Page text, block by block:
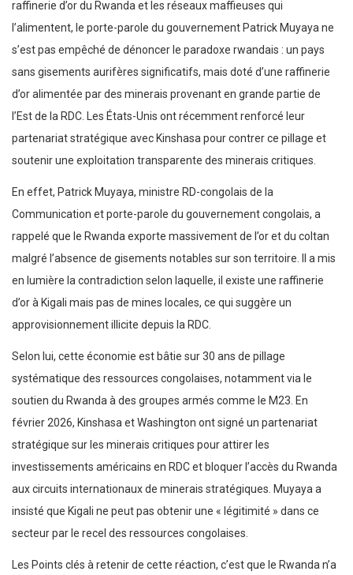
raffinerie d’or du Rwanda et les réseaux maffieuses qui
l’alimentent, le porte-parole du gouvernement Patrick Muyaya ne
s’est pas empêché de dénoncer le paradoxe rwandais : un pays
sans gisements aurifères significatifs, mais doté d’une raffinerie
d’or alimentée par des minerais provenant en grande partie de
l’Est de la RDC. Les États-Unis ont récemment renforcé leur
partenariat stratégique avec Kinshasa pour contrer ce pillage et
soutenir une exploitation transparente des minerais critiques.
En effet, Patrick Muyaya, ministre RD-congolais de la
Communication et porte-parole du gouvernement congolais, a
rappelé que le Rwanda exporte massivement de l’or et du coltan
malgré l’absence de gisements notables sur son territoire. Il a mis
en lumière la contradiction selon laquelle, il existe une raffinerie
d’or à Kigali mais pas de mines locales, ce qui suggère un
approvisionnement illicite depuis la RDC.
Selon lui, cette économie est bâtie sur 30 ans de pillage
systématique des ressources congolaises, notamment via le
soutien du Rwanda à des groupes armés comme le M23. En
février 2026, Kinshasa et Washington ont signé un partenariat
stratégique sur les minerais critiques pour attirer les
investissements américains en RDC et bloquer l’accès du Rwanda
aux circuits internationaux de minerais stratégiques. Muyaya a
insisté que Kigali ne peut pas obtenir une « légitimité » dans ce
secteur par le recel des ressources congolaises.
Les Points clés à retenir de cette réaction, c’est que le Rwanda n’a